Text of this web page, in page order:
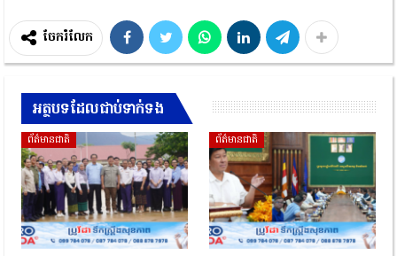
ចែករំលែក
អត្ថបទដែលជាប់ទាក់ទង
ព័ត៌មានជាតិ ព័ត៌មានជាតិ